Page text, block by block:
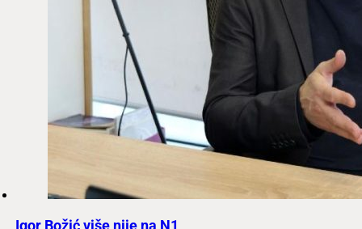
Igor Božić više nije na N1